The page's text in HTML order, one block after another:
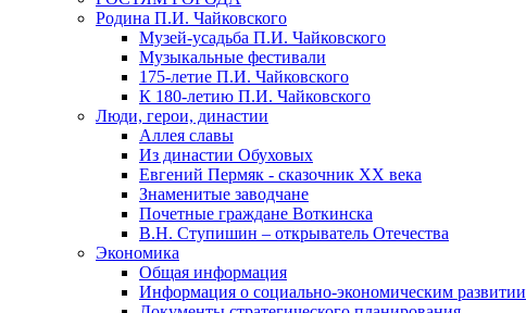
Родина П.И. Чайковского
Музей-усадьба П.И. Чайковского
Музыкальные фестивали
175-летие П.И. Чайковского
К 180-летию П.И. Чайковского
Люди, герои, династии
Аллея славы
Из династии Обуховых
Евгений Пермяк - сказочник XX века
Знаменитые заводчане
Почетные граждане Воткинска
В.Н. Ступишин – открыватель Отечества
Экономика
Общая информация
Информация о социально-экономическим развитии